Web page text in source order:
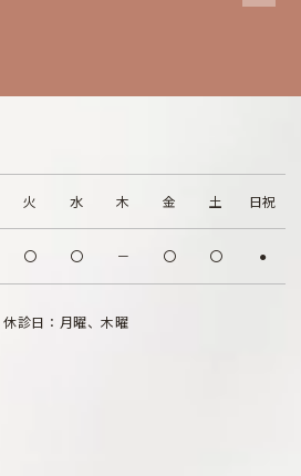
火 水 木 金 土 日祝
〇 〇 － 〇 〇 ●
診日：月曜、木曜